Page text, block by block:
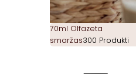
70ml Olfazeta
smaržas300 Produkti